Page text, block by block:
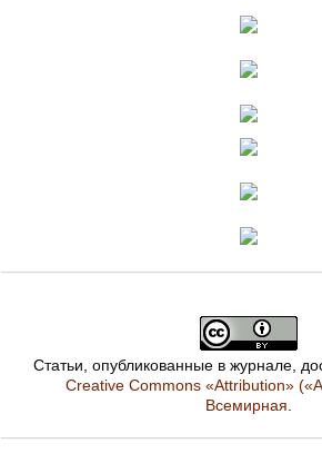
Статьи, опубликованные в журнале,
Creative Commons «Attribution»
Всемирная